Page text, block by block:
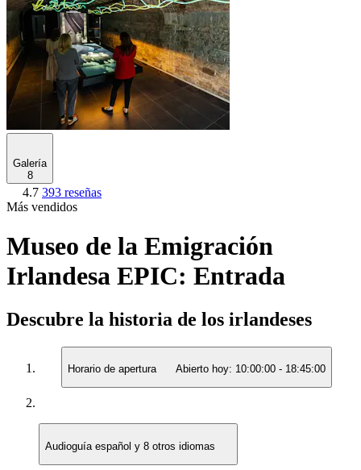
Galería
8
4.7 393 reseñas
Más vendidos
Museo de la Emigración
Irlandesa EPIC: Entrada
Descubre la historia de los irlandeses
Horario de apertura Abierto hoy: 10:00:00 - 18:45:00
Audioguía español y 8 otros idiomas